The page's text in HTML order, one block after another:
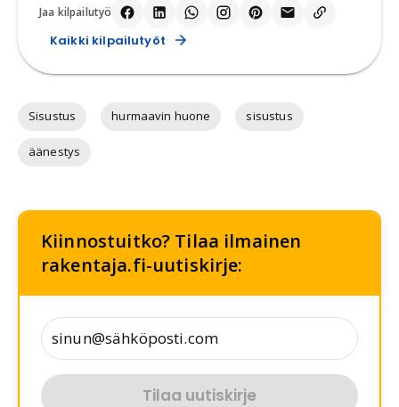
Jaa kilpailutyö
Kaikki kilpailutyöt
Sisustus hurmaavin huone sisustus
äänestys
Kiinnostuitko? Tilaa ilmainen
rakentaja.fi-uutiskirje:
Tilaa uutiskirje